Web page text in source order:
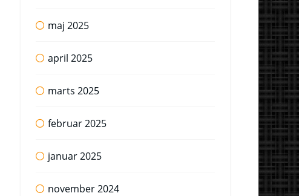
maj 2025
april 2025
marts 2025
februar 2025
januar 2025
november 2024